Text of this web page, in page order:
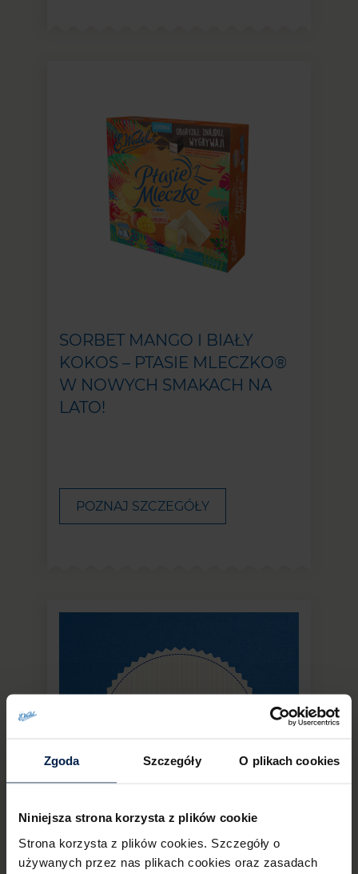
Zgoda Szczegóły O plikach cookies
Niniejsza strona korzysta z plików cookie
Strona korzysta z plików cookies. Szczegóły o
używanych przez nas plikach cookies oraz zasadach
SORBET MANGO I BIAŁY
KOKOS – PTASIE MLECZKO®
W NOWYCH SMAKACH NA
LATO!
POZNAJ SZCZEGÓŁY